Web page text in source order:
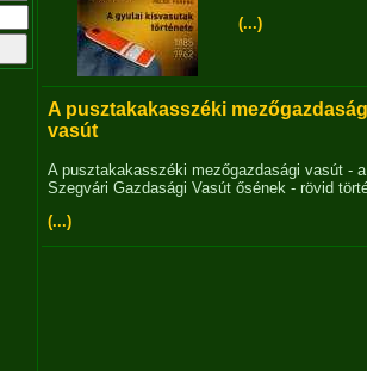
(...)
A pusztakakasszéki
vasút
A pusztakakasszéki mezőgazdasági vasút - a
Szegvári Gazdasági Vasút ősének - rövid
(...)